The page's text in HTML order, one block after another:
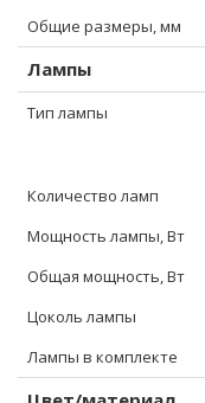
Общие размеры, мм
Лампы
Тип лампы
Количество ламп
Мощность лампы, Вт
Общая мощность, Вт
Цоколь лампы
Лампы в комплекте